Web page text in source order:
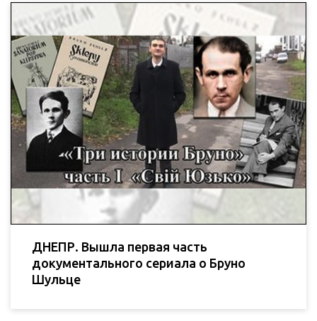
ДНЕПР. Вышла первая часть
документального сериала о Бруно
Шульце